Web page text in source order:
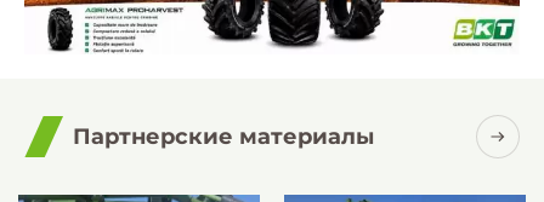
Партнерские материалы